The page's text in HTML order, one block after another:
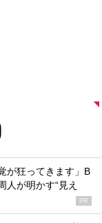
が狂ってきます」B
人が明かす“見え
PR